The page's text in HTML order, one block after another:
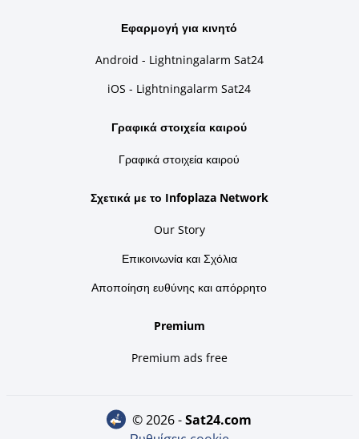
Εφαρμογή για κινητό
Android - Lightningalarm Sat24
iOS - Lightningalarm Sat24
Γραφικά στοιχεία καιρού
Γραφικά στοιχεία καιρού
Σχετικά με το Infoplaza Network
Our Story
Επικοινωνία και Σχόλια
Αποποίηση ευθύνης και απόρρητο
Premium
Premium ads free
© 2026 - sat24.com